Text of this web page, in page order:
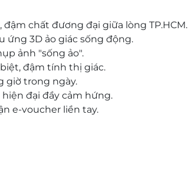
chất đương đại giữa lòng TP.HCM.
3D ảo giác sống động.
ảnh "sống ảo".
đậm tính thị giác.
giờ trong ngày.
đại đầy cảm hứng.
e-voucher liền tay.